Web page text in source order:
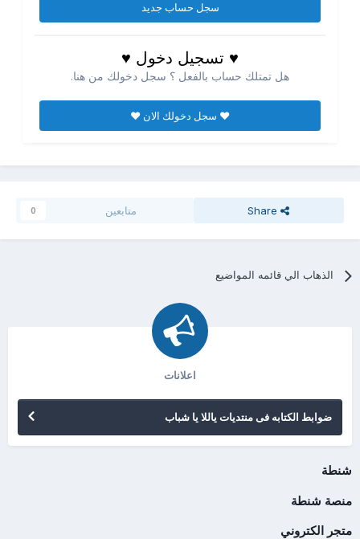
سجل حساب جديد
♥ تسجيل دخول ♥
هل تمتلك حساب بالفعل ؟ سجل دخولك من هنا.
♥ سجل دخولك الان ♥
Share متابعين 0
الذهاب الي قائمه المواضيع
اعلانات
ضوابط الكتابه فى منتديات ياللا يا شباب
شنطة
منصة شنطة
متجر الكتروني